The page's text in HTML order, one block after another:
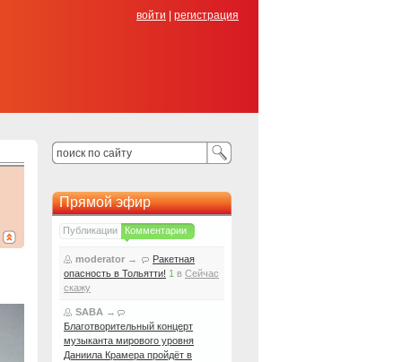
войти регистрация
Прямой эфир
Публикации Комментарии
moderator →
Ракетная
опасность в Тольятти! 1 в Сейчас
скажу
SABA →
Благотворительный концерт
музыканта мирового уровня
Даниила Крамера пройдёт в